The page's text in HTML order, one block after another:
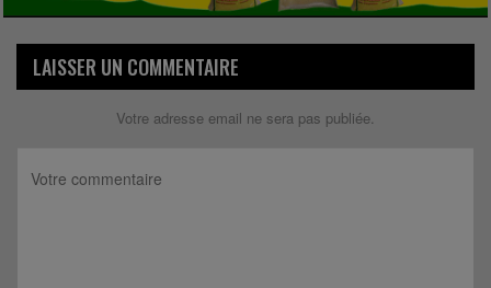
LAISSER UN COMMENTAIRE
Votre adresse email ne sera pas publiée.